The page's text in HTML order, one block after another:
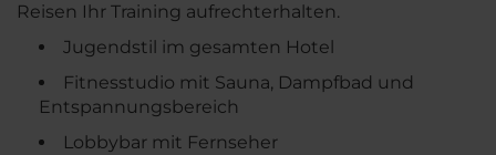
Reisen Ihr Training aufrechterhalten.
Jugendstil im gesamten Hotel
Fitnesstudio mit Sauna, Dampfbad und
Entspannungsbereich
Lobbybar mit Fernseher